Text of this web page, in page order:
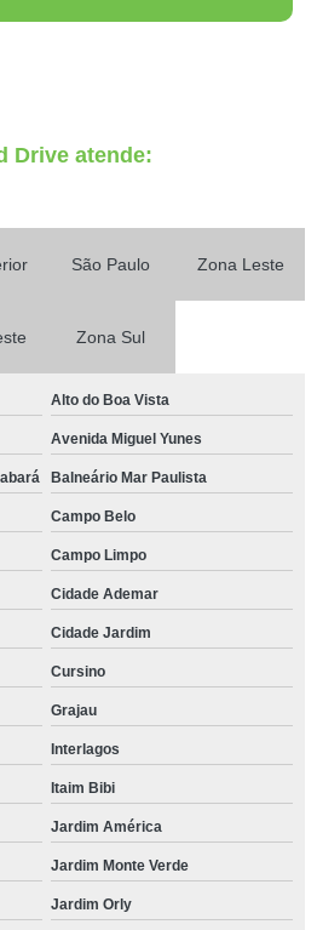
Drive atende:
São Paulo Zona Leste
Zona Sul
Alto do Boa Vista
Avenida Miguel Yunes
Balneário Mar Paulista
Campo Belo
Campo Limpo
Cidade Ademar
Cidade Jardim
Cursino
Grajau
Interlagos
Itaim Bibi
Jardim América
Jardim Monte Verde
Jardim Orly